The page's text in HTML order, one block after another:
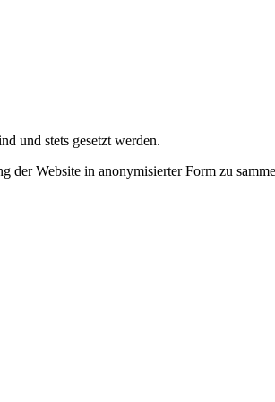
und stets gesetzt werden.
der Website in anonymisierter Form zu